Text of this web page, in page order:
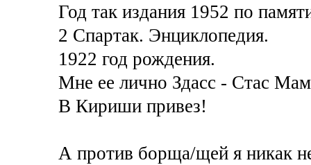
Год так издания 1952 по
2 Спартак. Энциклопедия.
1922 год рождения.
Мне ее лично Здасс - Стас
В Кириши привез!
А против борща/щей я никак